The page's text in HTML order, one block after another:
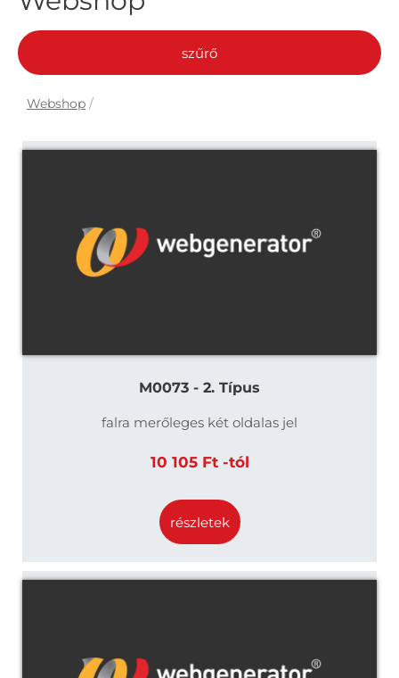
szűrő
Webshop /
M0073 - 2. Típus
falra merőleges két oldalas jel
10 105 Ft -tól
részletek